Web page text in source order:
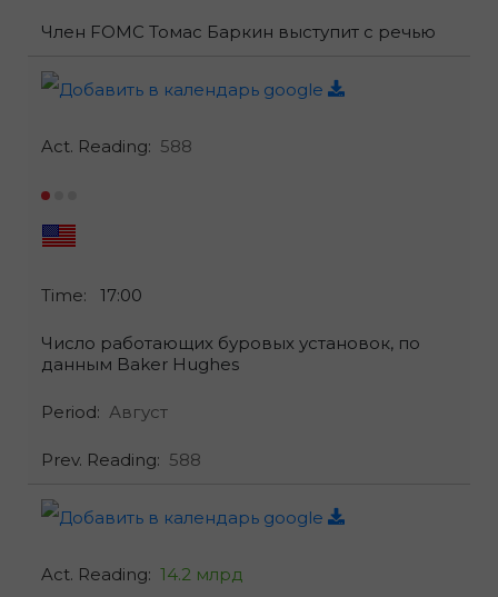
Член FOMC Томас Баркин выступит с речью
Time: 17:00
Число работающих буровых установок, по
данным Baker Hughes
Period: Август
Prev. Reading: 588
Act. Reading: 588
Act. Reading: 14.2 млрд